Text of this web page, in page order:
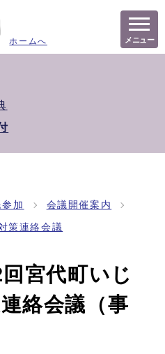
ホームへ メニュー
加 会議開催案内
策連絡会議
宮代町いじ
絡会議（事